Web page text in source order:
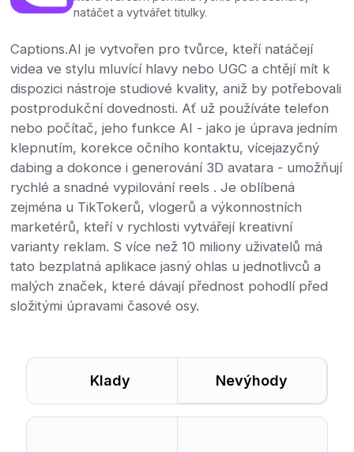
natáčet a vytvářet titulky.
Captions.AI je vytvořen pro tvůrce, kteří natáčejí
videa ve stylu mluvící hlavy nebo UGC a chtějí mít k
dispozici nástroje studiové kvality, aniž by potřebovali
postprodukční dovednosti. Ať už používáte telefon
nebo počítač, jeho funkce AI - jako je úprava jedním
klepnutím, korekce očního kontaktu, vícejazyčný
dabing a dokonce i generování 3D avatara - umožňují
rychlé a snadné vypilování reels . Je oblíbená
zejména u TikTokerů, vlogerů a výkonnostních
marketérů, kteří v rychlosti vytvářejí kreativní
varianty reklam. S více než 10 miliony uživatelů má
tato bezplatná aplikace jasný ohlas u jednotlivců a
malých značek, které dávají přednost pohodlí před
složitými úpravami časové osy.
Klady Nevýhody